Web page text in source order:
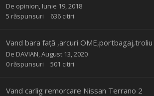
De opinion Iunie 19, 2018
5 răspunsuri 636 citiri
Vand bara față ,arcuri OME,portbagaj,troliu
De DAVIAN August 13, 2020
0 răspunsuri 501 citiri
Vand carlig remorcare Nissan Terrano 2